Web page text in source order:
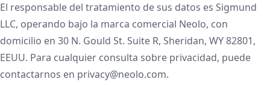
El responsable del tratamiento de sus datos es Sigmund
LLC, operando bajo la marca comercial Neolo, con
domicilio en 30 N. Gould St. Suite R, Sheridan, WY 82801,
EEUU. Para cualquier consulta sobre privacidad, puede
contactarnos en privacy@neolo.com.